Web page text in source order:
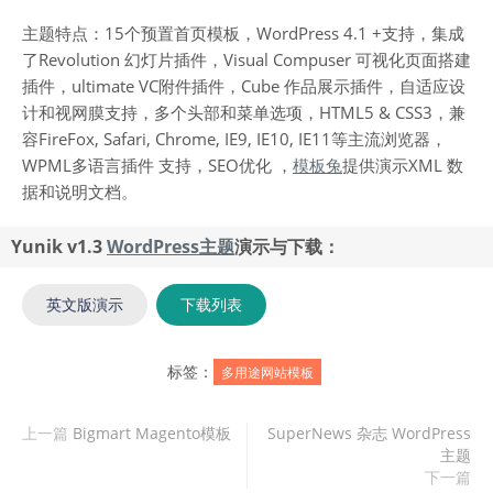
主题特点：15个预置首页模板，WordPress 4.1 +支持，集成
了Revolution 幻灯片插件，Visual Compuser 可视化页面搭建
插件，ultimate VC附件插件，Cube 作品展示插件，自适应设
计和视网膜支持，多个头部和菜单选项，HTML5 & CSS3，兼
容FireFox, Safari, Chrome, IE9, IE10, IE11等主流浏览器，
WPML多语言插件 支持，SEO优化 ， 模板兔提供演示XML 数
据和说明文档。
Yunik v1.3WordPress主题演示与下载：
英文版演示 下载列表
标签： 多用途网站模板
上一篇 Bigmart Magento模板
SuperNews 杂志 WordPress
主题
下一篇